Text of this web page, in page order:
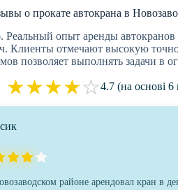
о прокате автокрана в
Реальный опыт аренды
Клиенты отмечают высокую
позволяет выполнять задачи в
★★★★☆4.7 (на основі 6
районе арендовал кран в